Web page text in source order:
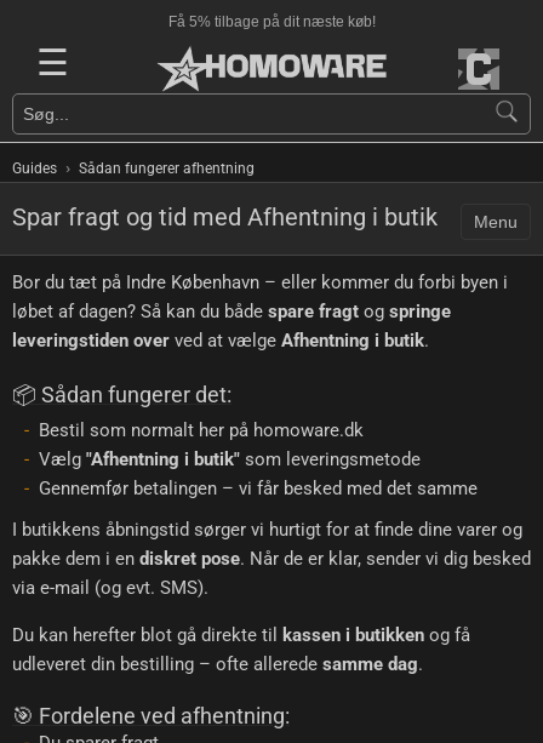
Få 5% tilbage på dit næste køb!
☰
Guides › Sådan fungerer afhentning
Spar fragt og tid med Afhentning i butik Menu
Bor du tæt på Indre København – eller kommer du forbi byen i
løbet af dagen? Så kan du både spare fragt og springe
leveringstiden over ved at vælge Afhentning i butik.
📦 Sådan fungerer det:
Bestil som normalt her på homoware.dk
Vælg "Afhentning i butik" som leveringsmetode
Gennemfør betalingen – vi får besked med det samme
I butikkens åbningstid sørger vi hurtigt for at finde dine varer og
pakke dem i en diskret pose. Når de er klar, sender vi dig besked
via e-mail (og evt. SMS).
Du kan herefter blot gå direkte til kassen i butikken og få
udleveret din bestilling – ofte allerede samme dag.
🎯 Fordelene ved afhentning: